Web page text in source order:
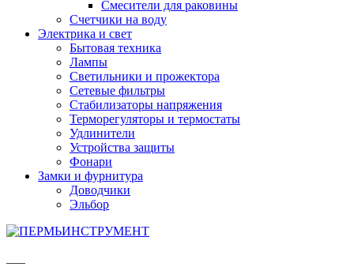
Смесители для раковины
Счетчики на воду
Электрика и свет
Бытовая техника
Лампы
Светильники и прожектора
Сетевые фильтры
Стабилизаторы напряжения
Терморегуляторы и термостаты
Удлинители
Устройства защиты
Фонари
Замки и фурнитура
Доводчики
Эльбор